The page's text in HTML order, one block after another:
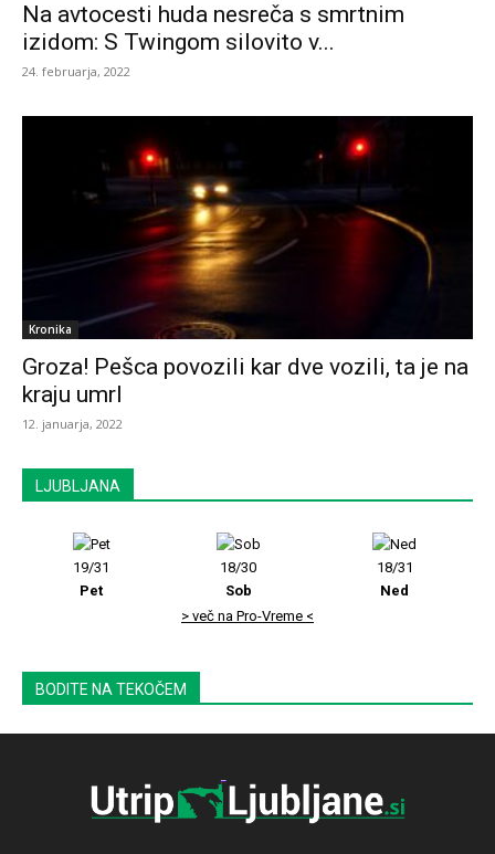
Na avtocesti huda nesreča s smrtnim
izidom: S Twingom silovito v...
24. februarja, 2022
Kronika
Groza! Pešca povozili kar dve vozili, ta je na
kraju umrl
12. januarja, 2022
LJUBLJANA
19/31
Pet
18/30
Sob
18/31
Ned
> več na Pro-Vreme <
BODITE NA TEKOČEM